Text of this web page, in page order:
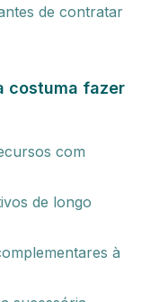
de contratar
costuma fazer
com
de longo
à